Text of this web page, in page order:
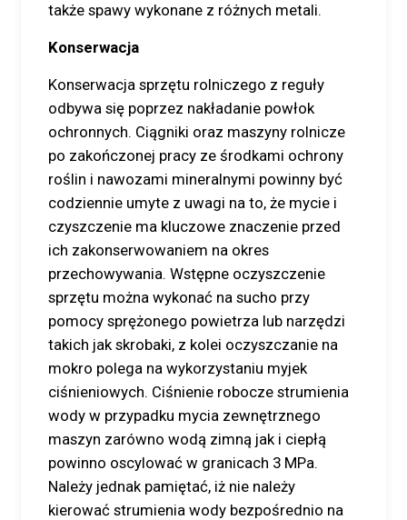
także spawy wykonane z różnych metali.
Konserwacja
Konserwacja sprzętu rolniczego z reguły
odbywa się poprzez nakładanie powłok
ochronnych. Ciągniki oraz maszyny rolnicze
po zakończonej pracy ze środkami ochrony
roślin i nawozami mineralnymi powinny być
codziennie umyte z uwagi na to, że mycie i
czyszczenie ma kluczowe znaczenie przed
ich zakonserwowaniem na okres
przechowywania. Wstępne oczyszczenie
sprzętu można wykonać na sucho przy
pomocy sprężonego powietrza lub narzędzi
takich jak skrobaki, z kolei oczyszczanie na
mokro polega na wykorzystaniu myjek
ciśnieniowych. Ciśnienie robocze strumienia
wody w przypadku mycia zewnętrznego
maszyn zarówno wodą zimną jak i ciepłą
powinno oscylować w granicach 3 MPa.
Należy jednak pamiętać, iż nie należy
kierować strumienia wody bezpośrednio na